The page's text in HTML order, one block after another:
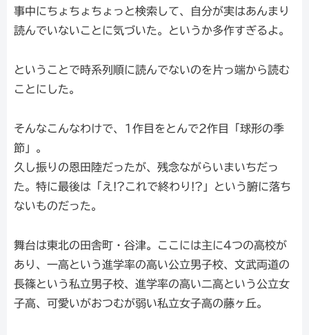
事中にちょちょちょっと検索して、自分が実はあんまり
読んでいないことに気づいた。というか多作すぎるよ。
ということで時系列順に読んでないのを片っ端から読む
ことにした。
そんなこんなわけで、1作目をとんで2作目「球形の季
節」。
久し振りの恩田陸だったが、残念ながらいまいちだっ
た。特に最後は「え!?これで終わり!?」という腑に落ち
ないものだった。
舞台は東北の田舎町・谷津。ここには主に4つの高校が
あり、一高という進学率の高い公立男子校、文武両道の
長篠という私立男子校、進学率の高い二高という公立女
子高、可愛いがおつむが弱い私立女子高の藤ヶ丘。